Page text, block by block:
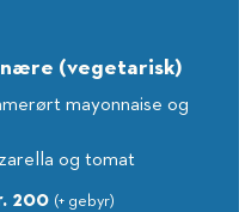
(vegetarisk)
mayonnaise og
og tomat
200 (+ gebyr)